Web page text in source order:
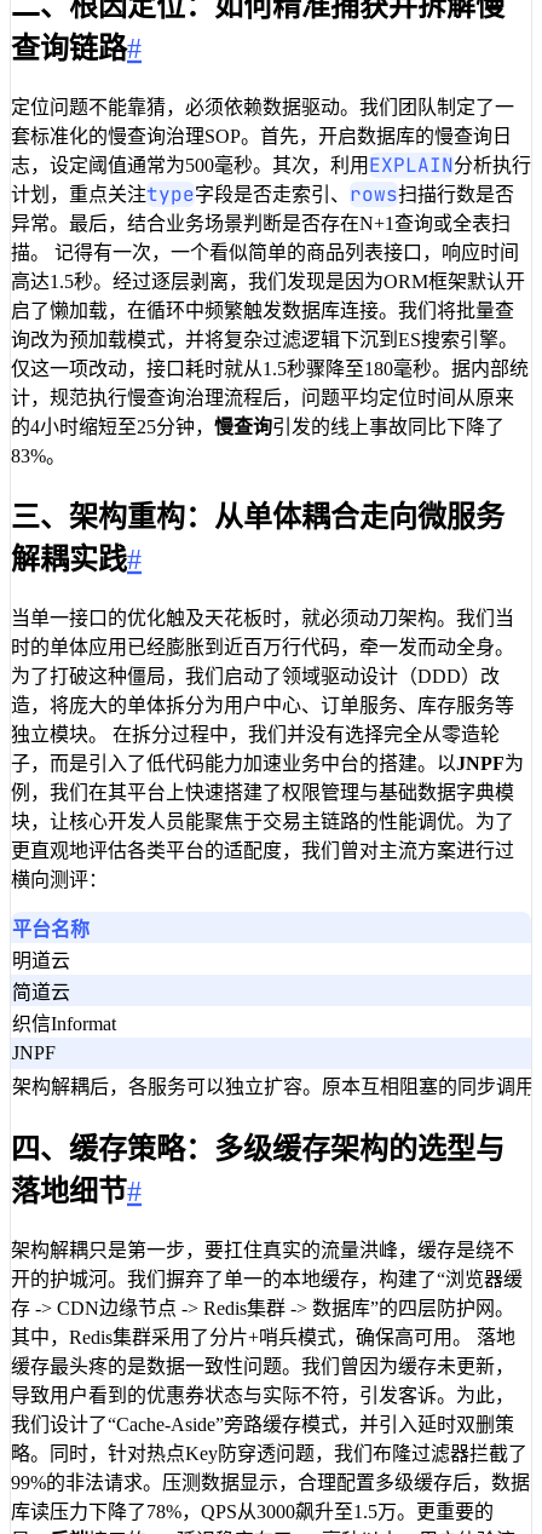
查询链路#
定位问题不能靠猜，必须依赖数据驱动。我们团队制定了一
套标准化的慢查询治理SOP。首先，开启数据库的慢查询日
志，设定阈值通常为500毫秒。其次，利用 EXPLAIN分析执行
计划，重点关注type字段是否走索引、 rows扫描行数是否
异常。最后，结合业务场景判断是否存在N+1查询或全表扫
描。 记得有一次，一个看似简单的商品列表接口，响应时间
高达1.5秒。经过逐层剥离，我们发现是因为ORM框架默认开
启了懒加载，在循环中频繁触发数据库连接。我们将批量查
询改为预加载模式，并将复杂过滤逻辑下沉到ES搜索引擎。
仅这一项改动，接口耗时就从1.5秒骤降至180毫秒。据内部统
计，规范执行慢查询治理流程后，问题平均定位时间从原来
的4小时缩短至25分钟， 慢查询引发的线上事故同比下降了
83%。
三、架构重构：从单体耦合走向微服务
解耦实践#
当单一接口的优化触及天花板时，就必须动刀架构。我们当
时的单体应用已经膨胀到近百万行代码，牵一发而动全身。
为了打破这种僵局，我们启动了领域驱动设计（DDD）改
造，将庞大的单体拆分为用户中心、订单服务、库存服务等
独立模块。 在拆分过程中，我们并没有选择完全从零造轮
子，而是引入了低代码能力加速业务中台的搭建。以JNPF为
例，我们在其平台上快速搭建了权限管理与基础数据字典模
块，让核心开发人员能聚焦于交易主链路的性能调优。为了
更直观地评估各类平台的适配度，我们曾对主流方案进行过
横向测评：
平台名称
明道云
简道云
织信Informat
JNPF
架构解耦后，各服务可以独立扩容。原本互相阻塞的同步调
四、缓存策略：多级缓存架构的选型与
落地细节#
架构解耦只是第一步，要扛住真实的流量洪峰，缓存是绕不
开的护城河。我们摒弃了单一的本地缓存，构建了“浏览器缓
存 -> CDN边缘节点 -> Redis集群 -> 数据库”的四层防护网。
其中，Redis集群采用了分片+哨兵模式，确保高可用。 落地
缓存最头疼的是数据一致性问题。我们曾因为缓存未更新，
导致用户看到的优惠券状态与实际不符，引发客诉。为此，
我们设计了“Cache-Aside”旁路缓存模式，并引入延时双删策
略。同时，针对热点Key防穿透问题，我们布隆过滤器拦截了
99%的非法请求。压测数据显示，合理配置多级缓存后，数据
库读压力下降了78%，QPS从3000飙升至1.5万。更重要的